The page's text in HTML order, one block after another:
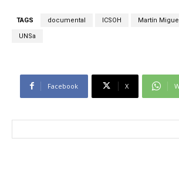
TAGS documental ICSOH Martín
UNSa
Facebook X